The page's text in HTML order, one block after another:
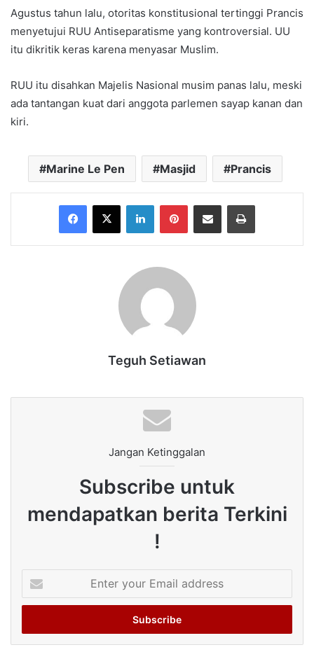
Agustus tahun lalu, otoritas konstitusional tertinggi Prancis
menyetujui RUU Antiseparatisme yang kontroversial. UU
itu dikritik keras karena menyasar Muslim.
RUU itu disahkan Majelis Nasional musim panas lalu, meski
ada tantangan kuat dari anggota parlemen sayap kanan dan
kiri.
Marine Le Pen Masjid Prancis
Facebook
X LinkedInPinterestShare via Email Print
Teguh Setiawan
Jangan Ketinggalan
Subscribe untuk
mendapatkan berita Terkini
!
your
Email